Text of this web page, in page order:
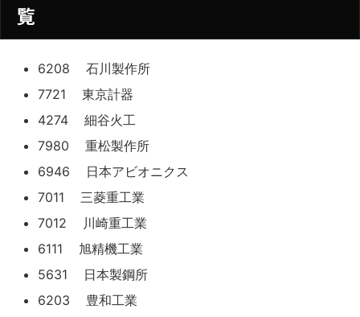
覧
6208 石川製作所
7721 東京計器
4274 細谷火工
7980 重松製作所
6946 日本アビオニクス
7011 三菱重工業
7012 川崎重工業
6111 旭精機工業
5631 日本製鋼所
6203 豊和工業